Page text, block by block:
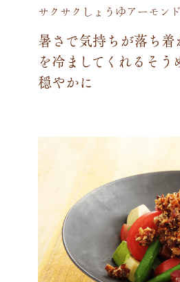
サクサクしょうゆアーモン
暑さで気持ちが落ち着
を冷ま して く れる そ う
穏やかに